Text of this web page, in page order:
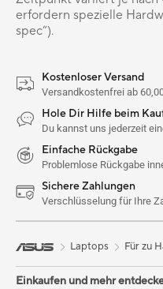
erfordern spezielle
spec“).
Kostenloser Versand
Versandkostenfrei ab
Hole Dir Hilfe beim
Du kannst uns jederzeit
Einfache Rückgabe
Problemlose Rückgabe
Sichere Zahlungen
Verschlüsselung für Ihre
Laptops Für zu
Einkaufen und mehr